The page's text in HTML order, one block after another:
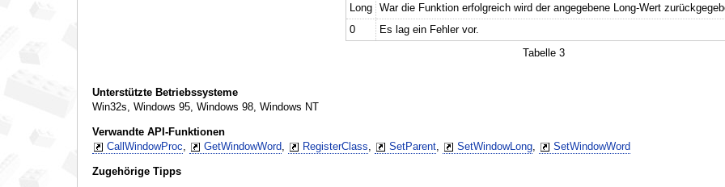
Long
War die Funktion erfolgreich wird der angegebene Long-Wert
0
Es lag ein Fehler vor.
Tabelle 3
Unterstützte Betriebssysteme
Win32s, Windows 95, Windows 98, Windows NT
Verwandte API-Funktionen
CallWindowProc
GetWindowWord RegisterClass SetParent, SetWindowLong, SetWindowWord
Zugehörige Tipps